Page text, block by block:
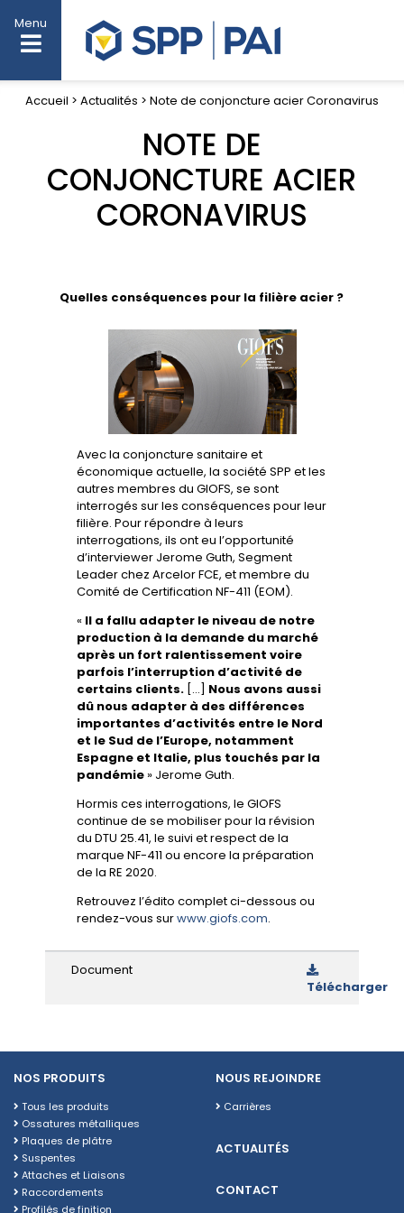
Menu
Accueil > Actualités > Note de conjoncture acier Coronavirus
NOTE DE
CONJONCTURE ACIER
CORONAVIRUS
Quelles conséquences pour la filière acier ?
Avec la conjoncture sanitaire et
économique actuelle, la société SPP et les
autres membres du GIOFS, se sont
interrogés sur les conséquences pour leur
filière. Pour répondre à leurs
interrogations, ils ont eu l’opportunité
d’interviewer Jerome Guth, Segment
Leader chez Arcelor FCE, et membre du
Comité de Certification NF-411 (EOM).
« Il a fallu adapter le niveau de notre
production à la demande du marché
après un fort ralentissement voire
parfois l’interruption d’activité de
certains clients.[…] Nous avons aussi
dû nous adapter à des différences
importantes d’activités entre le Nord
et le Sud de l’Europe, notamment
Espagne et Italie, plus touchés par la
pandémie» Jerome Guth.
Hormis ces interrogations, le GIOFS
continue de se mobiliser pour la révision
du DTU 25.41, le suivi et respect de la
marque NF-411 ou encore la préparation
de la RE 2020.
Retrouvez l’édito complet ci-dessous ou
rendez-vous surwww.giofs.com.
Document
Télécharger
NOS PRODUITS
Tous les produits
Ossatures métalliques
Plaques de plâtre
Suspentes
Attaches et Liaisons
Raccordements
Profilés de finition
NOUS REJOINDRE
Carrières
ACTUALITÉS
CONTACT